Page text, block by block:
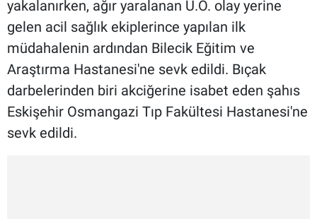
yakalanırken, ağır yaralanan U.Ö. olay yerine
gelen acil sağlık ekiplerince yapılan ilk
müdahalenin ardından Bilecik Eğitim ve
Araştırma Hastanesi'ne sevk edildi. Bıçak
darbelerinden biri akciğerine isabet eden şahıs
Eskişehir Osmangazi Tıp Fakültesi Hastanesi'ne
sevk edildi.